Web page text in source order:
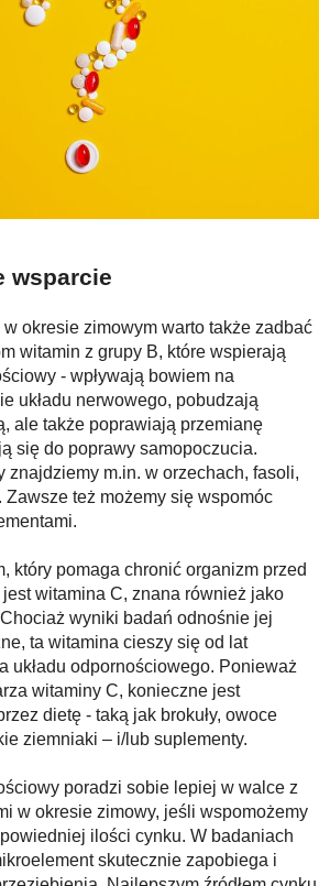
wsparcie
okresie zimowym warto także zadbać
witamin z grupy B, które wspierają
- wpływają bowiem na
układu nerwowego, pobudzają
ale także poprawiają przemianę
się do poprawy samopoczucia.
znajdziemy m.in. w orzechach, fasoli,
też możemy się wspomóc
który pomaga chronić organizm przed
witamina C, znana również jako
wyniki badań odnośnie jej
ta witamina cieszy się od lat
układu odpornościowego. Ponieważ
witaminy C, konieczne jest
dietę - taką jak brokuły, owoce
ziemniaki – i/lub suplementy.
poradzi sobie lepiej w walce z
w okresie zimowy, jeśli wspomożemy
ilości cynku. W badaniach
skutecznie zapobiega i